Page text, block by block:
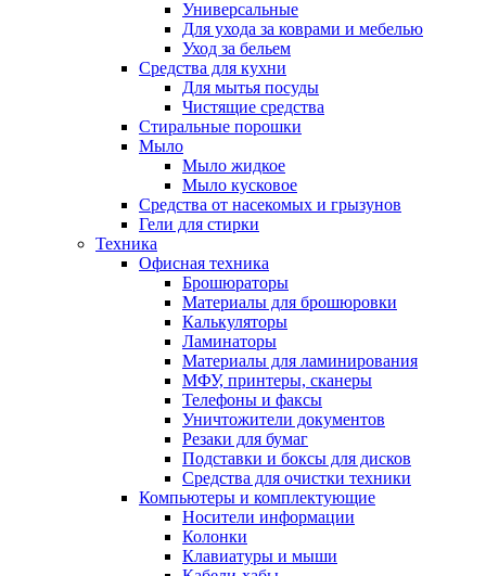
Универсальные
Для ухода за коврами и мебелью
Уход за бельем
Средства для кухни
Для мытья посуды
Чистящие средства
Стиральные порошки
Мыло
Мыло жидкое
Мыло кусковое
Средства от насекомых и грызунов
Гели для стирки
Техника
Офисная техника
Брошюраторы
Материалы для брошюровки
Калькуляторы
Ламинаторы
Материалы для ламинирования
МФУ, принтеры, сканеры
Телефоны и факсы
Уничтожители документов
Резаки для бумаг
Подставки и боксы для дисков
Средства для очистки техники
Компьютеры и комплектующие
Носители информации
Колонки
Клавиатуры и мыши